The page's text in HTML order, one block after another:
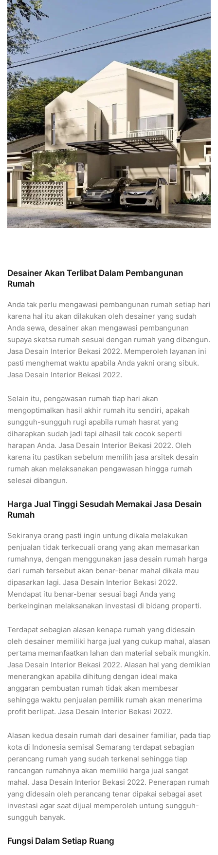
Desainer Akan Terlibat Dalam Pembangunan
Rumah
Anda tak perlu mengawasi pembangunan rumah setiap hari
karena hal itu akan dilakukan oleh desainer yang sudah
Anda sewa, desainer akan mengawasi pembangunan
supaya sketsa rumah sesuai dengan rumah yang dibangun.
Jasa Desain Interior Bekasi 2022. Memperoleh layanan ini
pasti menghemat waktu apabila Anda yakni orang sibuk.
Jasa Desain Interior Bekasi 2022.
Selain itu, pengawasan rumah tiap hari akan
mengoptimalkan hasil akhir rumah itu sendiri, apakah
sungguh-sungguh rugi apabila rumah hasrat yang
diharapkan sudah jadi tapi alhasil tak cocok seperti
harapan Anda. Jasa Desain Interior Bekasi 2022. Oleh
karena itu pastikan sebelum memilih jasa arsitek desain
rumah akan melaksanakan pengawasan hingga rumah
selesai dibangun.
Harga Jual Tinggi Sesudah Memakai Jasa Desain
Rumah
Sekiranya orang pasti ingin untung dikala melakukan
penjualan tidak terkecuali orang yang akan memasarkan
rumahnya, dengan menggunakan jasa desain rumah harga
dari rumah tersebut akan benar-benar mahal dikala mau
dipasarkan lagi. Jasa Desain Interior Bekasi 2022.
Mendapat itu benar-benar sesuai bagi Anda yang
berkeinginan melaksanakan investasi di bidang properti.
Terdapat sebagian alasan kenapa rumah yang didesain
oleh desainer memiliki harga jual yang cukup mahal, alasan
pertama memanfaatkan lahan dan material sebaik mungkin.
Jasa Desain Interior Bekasi 2022. Alasan hal yang demikian
menerangkan apabila dihitung dengan ideal maka
anggaran pembuatan rumah tidak akan membesar
sehingga waktu penjualan pemilik rumah akan menerima
profit berlipat. Jasa Desain Interior Bekasi 2022.
Alasan kedua desain rumah dari desainer familiar, pada tiap
kota di Indonesia semisal Semarang terdapat sebagian
perancang rumah yang sudah terkenal sehingga tiap
rancangan rumahnya akan memiliki harga jual sangat
mahal. Jasa Desain Interior Bekasi 2022. Penerapan rumah
yang didesain oleh perancang tenar dipakai sebagai aset
investasi agar saat dijual memperoleh untung sungguh-
sungguh banyak.
Fungsi Dalam Setiap Ruang